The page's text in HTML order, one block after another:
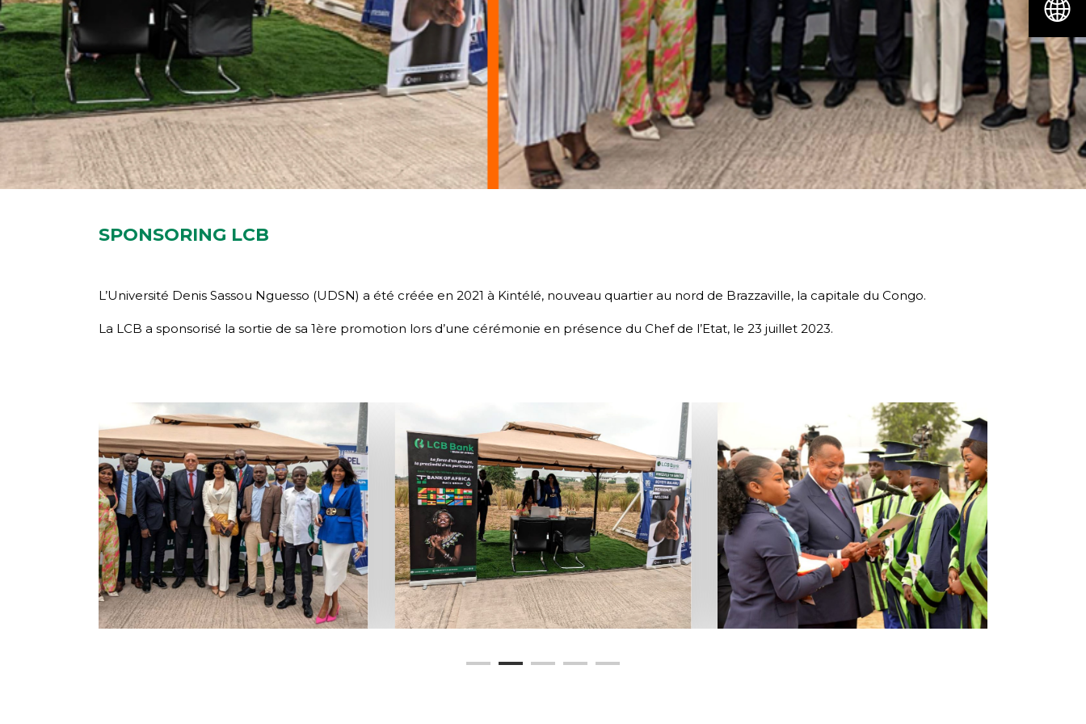
SPONSORING LCB
L’Université Denis Sassou Nguesso (UDSN) a été créée en 2021 à Kintélé, nouveau quartier au nord de Brazzaville, la capitale du Congo.
La LCB a sponsorisé la sortie de sa 1ère promotion lors d’une cérémonie en présence du Chef de l’Etat, le 23 juillet 2023.